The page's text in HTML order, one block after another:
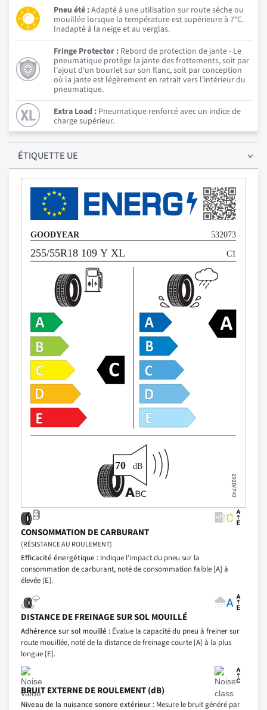
Pneu été :Adapté à une utilisation sur route sèche ou
mouillée lorsque la température est supérieure à 7°C.
Inadapté à la neige et au verglas.
Fringe Protector : Rebord de protection de jante - Le
pneumatique protège la jante des frottements, soit par
l'ajout d'un bourlet sur son flanc, soit par conception
où la jante est légèrement en retrait vers l'intérieur du
pneumatique.
Extra Load : Pneumatique renforcé avec un indice de
charge supérieur.
ÉTIQUETTE UE
CONSOMMATION DE CARBURANT
(RÉSISTANCE AU ROULEMENT)
Efficacité énergétique : Indique l’impact du pneu sur la
consommation de carburant, noté de consommation faible [A] à
élevée [E].
DISTANCE DE FREINAGE SUR SOL MOUILLÉ
Adhérence sur sol mouillé : Évalue la capacité du pneu à freiner sur
route mouillée, noté de la distance de freinage courte [A] à la plus
longue [E].
BRUIT EXTERNE DE ROULEMENT (dB)
Niveau de la nuisance sonore extérieur : Mesure le bruit généré par